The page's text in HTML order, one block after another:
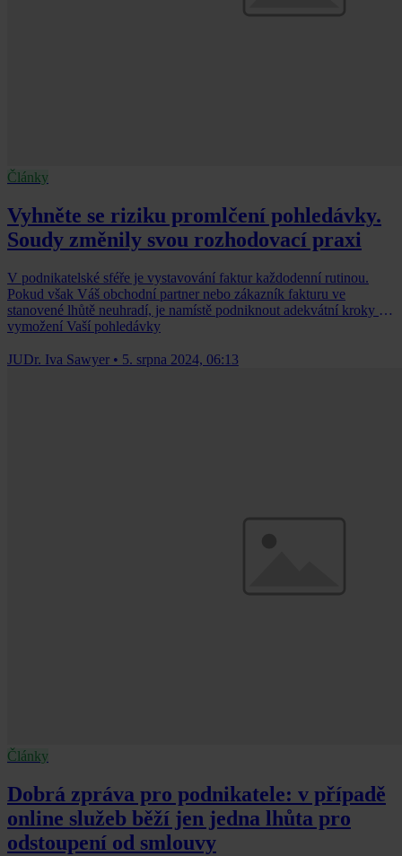
Články
Vyhněte se riziku promlčení pohledávky.
Soudy změnily svou rozhodovací praxi
V podnikatelské sféře je vystavování faktur každodenní rutinou.
Pokud však Váš obchodní partner nebo zákazník fakturu ve
stanovené lhůtě neuhradí, je namístě podniknout adekvátní kroky k
vymožení Vaší pohledávky
JUDr. Iva Sawyer • 5. srpna 2024, 06:13
Články
Dobrá zpráva pro podnikatele: v případě
online služeb běží jen jedna lhůta pro
odstoupení od smlouvy